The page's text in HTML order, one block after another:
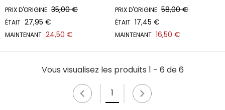
PRIX D'ORIGINE 35,00 €
ÉTAIT 27,95 €
MAINTENANT 24,50 €
PRIX D'ORIGINE 58,00 €
ÉTAIT 17,45 €
MAINTENANT 16,50 €
Vous visualisez les produits 1 - 6 de 6
1